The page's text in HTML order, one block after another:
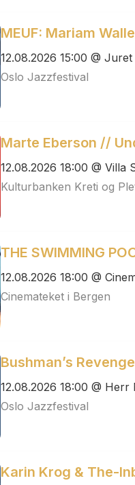
MEUF: Mariam
12.08.2026 15:00 @ Juret
Oslo Jazzfestival
Marte Eberson //
12.08.2026 18:00 @ Villa
Kulturbanken Kreti og
THE SWIMMING
12.08.2026 18:00 @
Cinemateket i Bergen
Bushman’s
12.08.2026 18:00 @ Herr
Oslo Jazzfestival
Karin Krog & The-